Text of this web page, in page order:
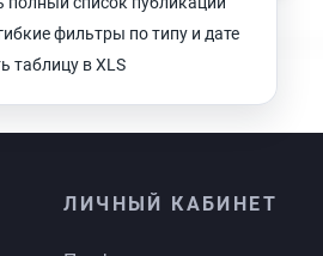
фильтры по типу и дате
таблицу в XLS
ЛИЧНЫЙ КАБИНЕТ